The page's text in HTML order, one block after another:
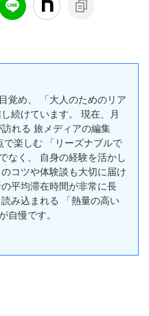
覚め、 「大人のためのリア
続けています。 現在、月
れる 旅メディアの編集
楽しむ 「リーズナブルで
なく、 自身の経験を活かし
コツや体験談も大切に届け
平均滞在時間が非常に長
み込まれる 「熱量の高い
自慢です。